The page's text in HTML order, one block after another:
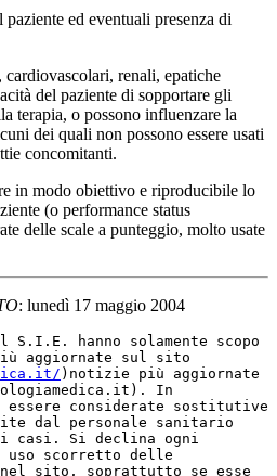
ed eventuali presenza di
renali, epatiche
del paziente di sopportare gli
terapia, o possono influenzare la
dei quali non possono essere usati
concomitanti.
in modo obiettivo e riproducibile lo
(o performance status
delle scale a punteggio, molto usate
: lunedì 17 maggio 2004
hanno solamente scopo
aggiornate sul sito
)notizie più aggiornate
In
essere considerate sostitutive
dal personale sanitario
casi. Si declina ogni
uso scorretto delle
nel sito, soprattutto se esse